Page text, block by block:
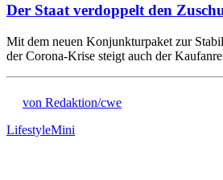
Der Staat verdoppelt den
Mit dem neuen Konjunkturpaket zur
der Corona-Krise steigt auch der
von Redaktion/cwe
LifestyleMini